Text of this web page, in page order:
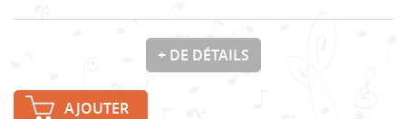
+ DE DÉTAILS
AJOUTER